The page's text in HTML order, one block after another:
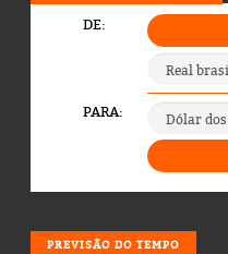
PREVISÃO DO TEMPO